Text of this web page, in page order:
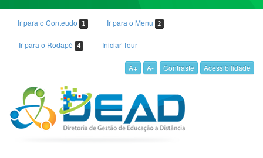
Ir para o Conteudo 1 Ir para o Menu 2
Ir para o Rodapé 4 Iniciar Tour
A+ A- Contraste Acessibilidade